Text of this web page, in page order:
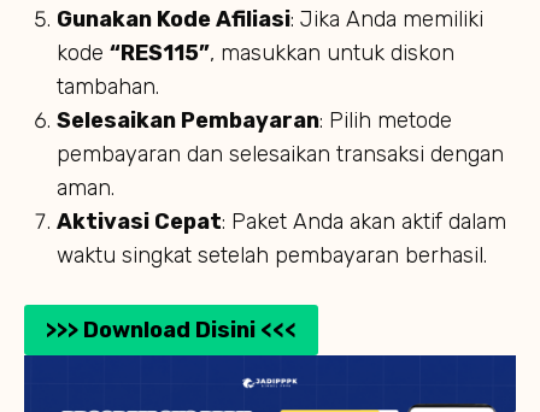
Gunakan Kode Afiliasi: Jika Anda memiliki
kode “RES115”, masukkan untuk diskon
tambahan.
Selesaikan Pembayaran: Pilih metode
pembayaran dan selesaikan transaksi dengan
aman.
Aktivasi Cepat: Paket Anda akan aktif dalam
waktu singkat setelah pembayaran berhasil.
>>> Download Disini <<<